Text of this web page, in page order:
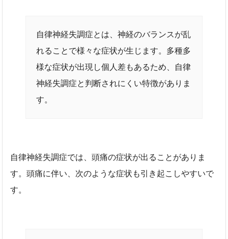
自律神経失調症とは、神経のバランスが乱
れることで様々な症状が生じます。多種多
様な症状が出現し個人差もあるため、自律
神経失調症と判断されにくい特徴がありま
す。
自律神経失調症では、頭痛の症状が出ることがありま
す。頭痛に伴い、次のような症状も引き起こしやすいで
す。